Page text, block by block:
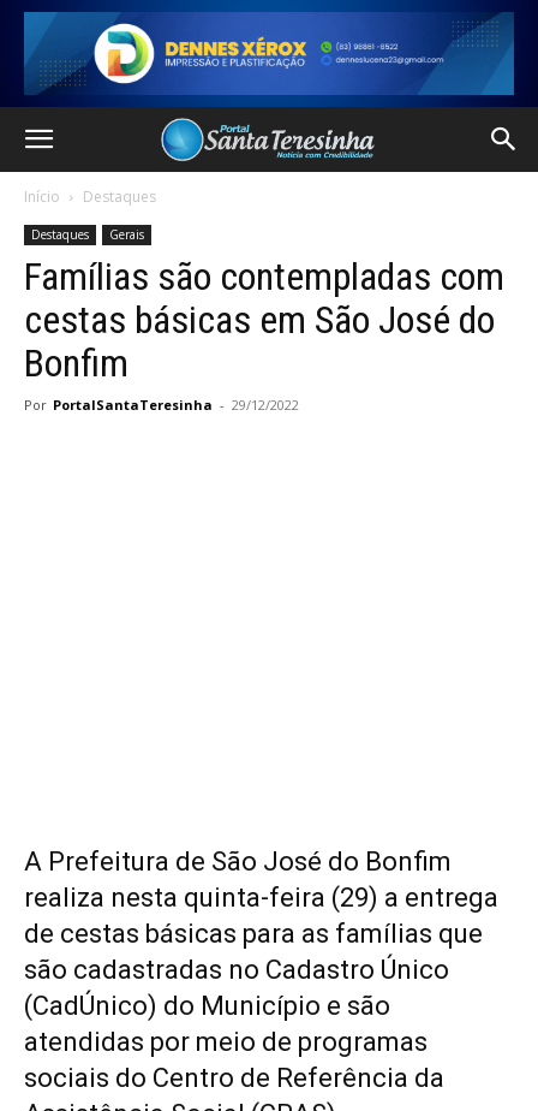
Início Destaques
Destaques Gerais
Famílias são contempladas com
cestas básicas em São José do
Bonfim
Por PortalSantaTeresinha - 29/12/2022
A Prefeitura de São José do Bonfim
realiza nesta quinta-feira (29) a entrega
de cestas básicas para as famílias que
são cadastradas no Cadastro Único
(CadÚnico) do Município e são
atendidas por meio de programas
sociais do Centro de Referência da